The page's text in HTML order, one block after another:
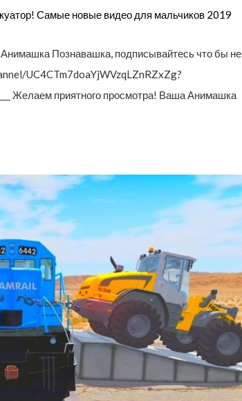
Самые новые видео для мальчиков 2019
Познавашка, подписывайтесь что бы не
UC4CTm7doaYjWVzqLZnRZxZg?
Желаем приятного просмотра! Ваша Анимашка